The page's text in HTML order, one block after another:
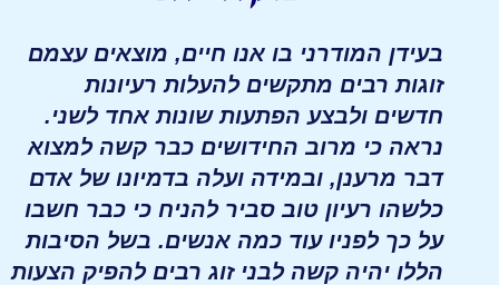
בעידן המודרני בו אנו חיים, מוצאים עצמם
זוגות רבים מתקשים להעלות רעיונות
חדשים ולבצע הפתעות שונות אחד לשני.
נראה כי מרוב החידושים כבר קשה למצוא
דבר מרענן, ובמידה ועלה בדמיונו של אדם
כלשהו רעיון טוב סביר להניח כי כבר חשבו
על כך לפניו עוד כמה אנשים. בשל הסיבות
הללו יהיה קשה לבני זוג רבים להפיק הצעות